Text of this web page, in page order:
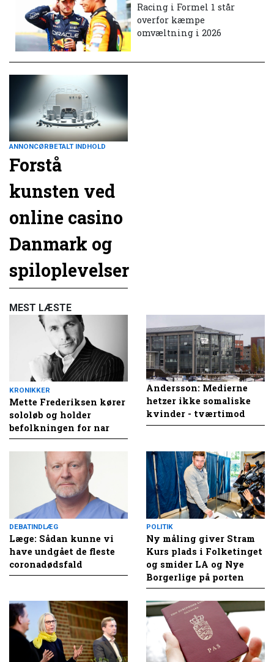
Racing i Formel 1 står
overfor kæmpe
omvæltning i 2026
ANNONCØRBETALT INDHOLD
Forstå
kunsten ved
online casino
Danmark og
spiloplevelser
MEST LÆSTE
KRONIKKER
Mette Frederiksen kører
sololøb og holder
befolkningen for nar
Andersson: Medierne
hetzer ikke somaliske
kvinder - tværtimod
DEBATINDLÆG
Læge: Sådan kunne vi
have undgået de fleste
coronadødsfald
POLITIK
Ny måling giver Stram
Kurs plads i Folketinget
og smider LA og Nye
Borgerlige på porten